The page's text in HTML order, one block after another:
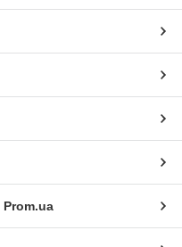
Prom.ua